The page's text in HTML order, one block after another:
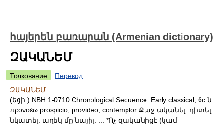
հայերեն բառարան (Armenian dictionary)
ԶԱԿԱՆԵՄ
Толкование
Перевод
ԶԱԿԱՆԵՄ
(եցի.) NBH 1-0710 Chronological Sequence: Early classical, 6c ն.
προνοέω prospicio, provideo, contemplor Քաջ ականել. դիտել.
նկատել. աղեկ մը նայիլ. ... *Ոչ զականիցէ (կամ